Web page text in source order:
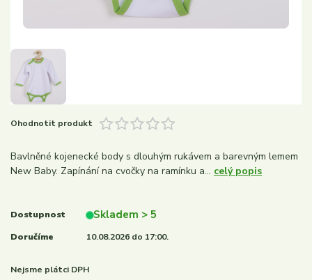
Ohodnotit produkt
Bavlněné kojenecké body s dlouhým rukávem a barevným lemem
New Baby. Zapínání na cvočky na ramínku a... celý popis
Dostupnost Skladem > 5
Doručíme 10.08.2026 do 17:00.
Nejsme plátci DPH